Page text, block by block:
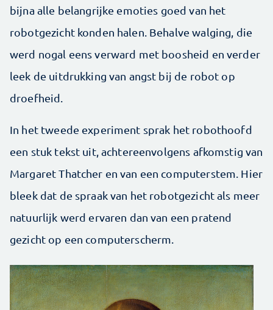
bijna alle belangrijke emoties goed van het
robotgezicht konden halen. Behalve walging, die
werd nogal eens verward met boosheid en verder
leek de uitdrukking van angst bij de robot op
droefheid.
In het tweede experiment sprak het robothoofd
een stuk tekst uit, achtereenvolgens afkomstig van
Margaret Thatcher en van een computerstem. Hier
bleek dat de spraak van het robotgezicht als meer
natuurlijk werd ervaren dan van een pratend
gezicht op een computerscherm.